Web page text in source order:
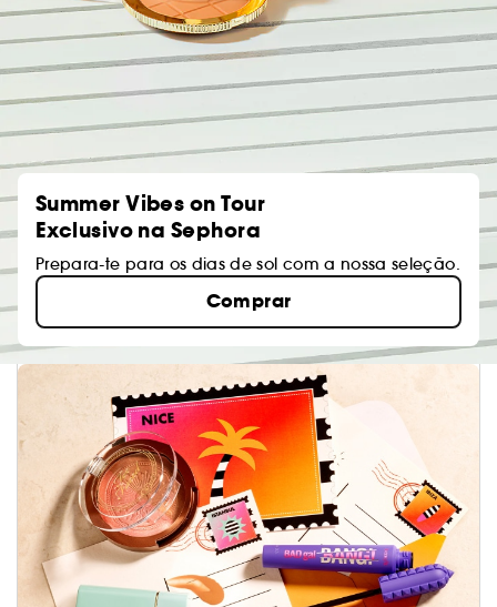
Summer Vibes on Tour
Exclusivo na Sephora
Prepara-te para os dias de sol com a nossa seleção.
Comprar